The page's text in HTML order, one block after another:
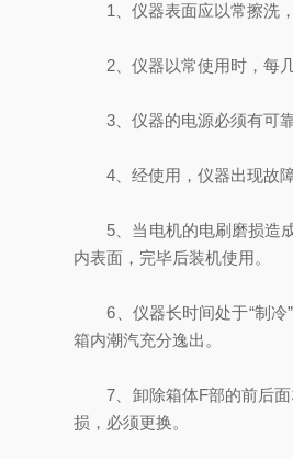
1、仪器表面应以常擦洗，
2、仪器以常使用时，每几
3、仪器的电源必须有可靠
4、经使用，仪器出现故障
5、当电机的电刷磨损造成
内表面，完毕后装机使用。
6、仪器长时间处于“制冷”
箱内潮汽充分逸出。
7、卸除箱体F部的前后面
损，必须更换。